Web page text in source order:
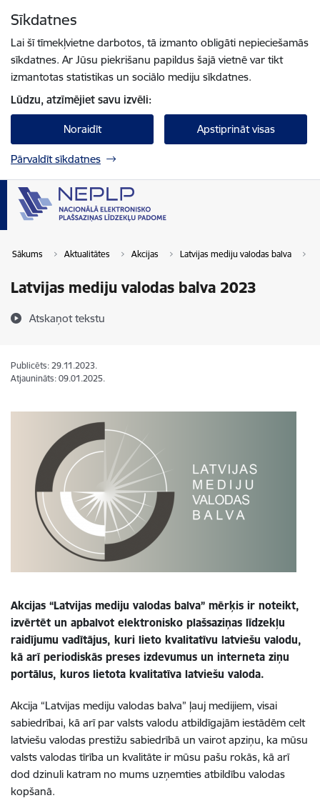
Sīkdatnes
Lai šī tīmekļvietne darbotos, tā izmanto obligāti nepieciešamās
sīkdatnes. Ar Jūsu piekrišanu papildus šajā vietnē var tikt
izmantotas statistikas un sociālo mediju sīkdatnes.
Lūdzu, atzīmējiet savu izvēli:
Noraidīt Apstiprināt visas
Pārvaldīt sīkdatnes
Sākums Aktualitātes Akcijas Latvijas mediju valodas balva
Latvijas mediju valodas balva 2023
Atskaņot tekstu
Publicēts: 29.11.2023.
Atjaunināts: 09.01.2025.
Akcijas “Latvijas mediju valodas balva” mērķis ir noteikt,
izvērtēt un apbalvot elektronisko plašsaziņas līdzekļu
raidījumu vadītājus, kuri lieto kvalitatīvu latviešu valodu,
kā arī periodiskās preses izdevumus un interneta ziņu
portālus, kuros lietota kvalitatīva latviešu valoda.
Akcija “Latvijas mediju valodas balva” ļauj medijiem, visai
sabiedrībai, kā arī par valsts valodu atbildīgajām iestādēm celt
latviešu valodas prestižu sabiedrībā un vairot apziņu, ka mūsu
valsts valodas tīrība un kvalitāte ir mūsu pašu rokās, kā arī
dod dzinuli katram no mums uzņemties atbildību valodas
kopšanā.